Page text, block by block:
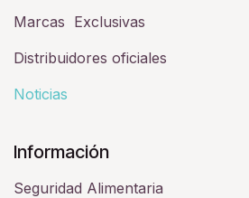
Marcas Exclusivas
Distribuidores oficiales
Noticias
Información
Seguridad Alimentaria